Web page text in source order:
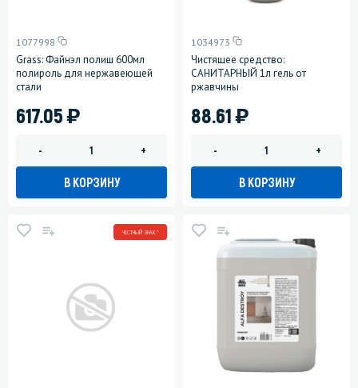
1077998
Grass: Файнэл полиш 600мл
полироль для нержавеющей
стали
617.05)
- +
В КОРЗИНУ
1034973
Чистящее средство:
САНИТАРНЫЙ 1л гель от
ржавчины
88.61)
- +
В КОРЗИНУ
ЧЕСТНЫЙ ЗНАК *